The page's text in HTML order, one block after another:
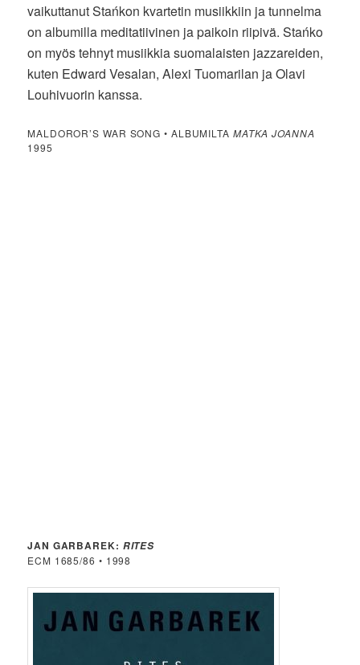
vaikuttanut Stańkon kvartetin musiikkiin ja tunnelma
on albumilla meditatiivinen ja paikoin riipivä. Stańko
on myös tehnyt musiikkia suomalaisten jazzareiden,
kuten Edward Vesalan, Alexi Tuomarilan ja Olavi
Louhivuorin kanssa.
MALDOROR’S WAR SONG • ALBUMILTA MATKA JOANNA
1995
JAN GARBAREK: RITES
ECM 1685/86 • 1998